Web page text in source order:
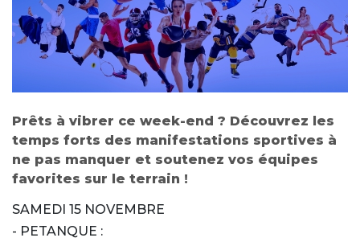
Prêts à vibrer ce week-end ? Découvrez les
temps forts des manifestations sportives à
ne pas manquer et soutenez vos équipes
favorites sur le terrain !
SAMEDI 15 NOVEMBRE
- PETANQUE :